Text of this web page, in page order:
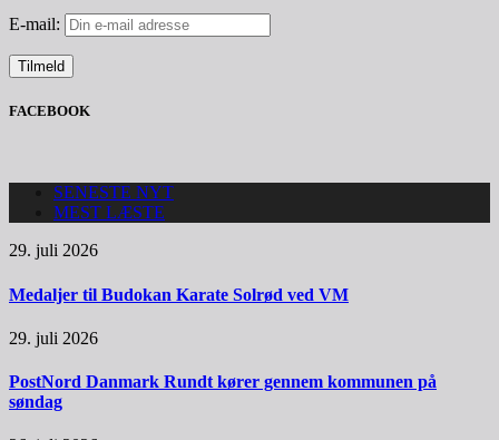
E-mail:
FACEBOOK
SENESTE NYT
MEST LÆSTE
29. juli 2026
Medaljer til Budokan Karate Solrød ved VM
29. juli 2026
PostNord Danmark Rundt kører gennem kommunen på
søndag